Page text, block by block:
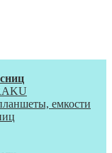
емкости